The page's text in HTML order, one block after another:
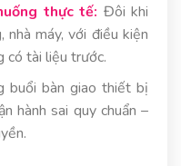
thực tế: Đôi khi
máy, với điều kiện
có tài liệu trước.
buổi bàn giao thiết bị
hành sai quy chuẩn –